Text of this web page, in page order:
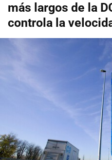
más largos de la
controla la